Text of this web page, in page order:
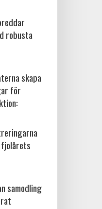
robusta
skapa
för
samodling